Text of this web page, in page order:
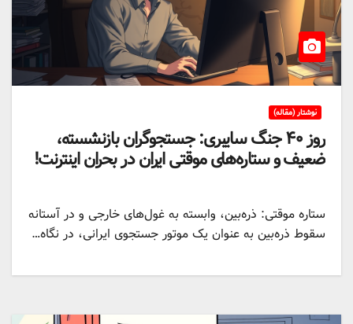
نوشتار (مقاله)
روز ۴۰ جنگ سایبری: جستجوگران بازنشسته،
ضعیف و ستاره‌های موقتی ایران در بحران اینترنت!
ستاره موقتی: ذره‌بین، وابسته به غول‌های خارجی و در آستانه
سقوط ذره‌بین به عنوان یک موتور جستجوی ایرانی، در نگاه…